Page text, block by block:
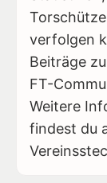
verfolgen
Beiträge
FT-
Weitere
findest du